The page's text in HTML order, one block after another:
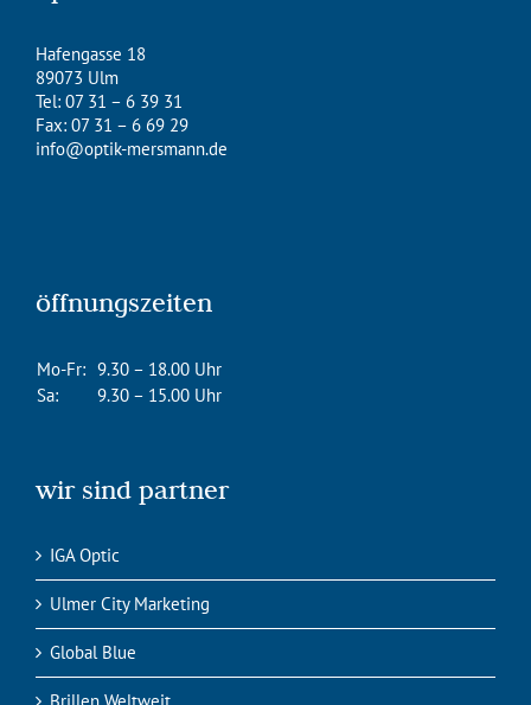
Hafengasse 18
89073 Ulm
Tel: 07 31 – 6 39 31
Fax: 07 31 – 6 69 29
info@optik-mersmann.de
öffnungszeiten
Mo-Fr: 9.30 – 18.00 Uhr
Sa:
9.30 – 15.00 Uhr
wir sind partner
IGA Optic
Ulmer City Marketing
Global Blue